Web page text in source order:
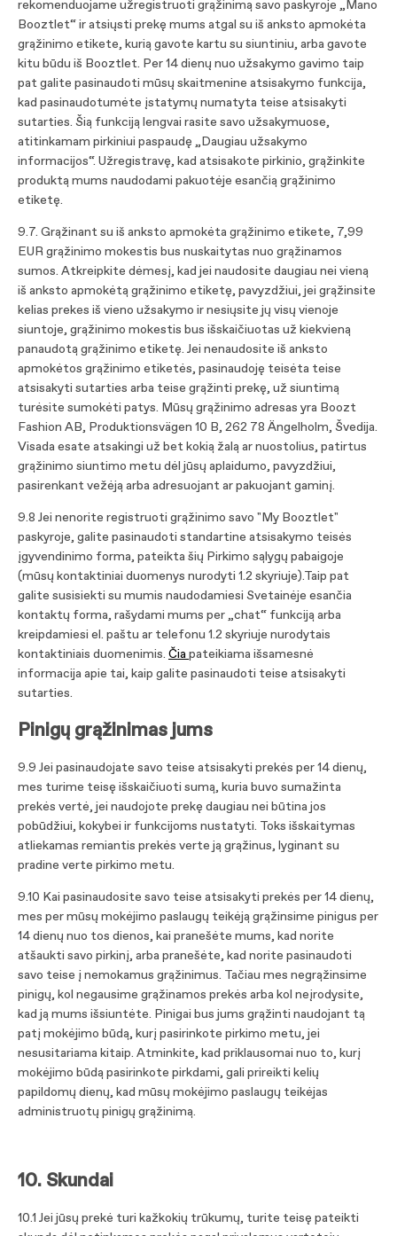
rekomenduojame užregistruoti grąžinimą savo paskyroje „Mano
Booztlet“ ir atsiųsti prekę mums atgal su iš anksto apmokėta
grąžinimo etikete, kurią gavote kartu su siuntiniu, arba gavote
kitu būdu iš Booztlet. Per 14 dienų nuo užsakymo gavimo taip
pat galite pasinaudoti mūsų skaitmenine atsisakymo funkcija,
kad pasinaudotumėte įstatymų numatyta teise atsisakyti
sutarties. Šią funkciją lengvai rasite savo užsakymuose,
atitinkamam pirkiniui paspaudę „Daugiau užsakymo
informacijos“. Užregistravę, kad atsisakote pirkinio, grąžinkite
produktą mums naudodami pakuotėje esančią grąžinimo
etiketę.
9.7. Grąžinant su iš anksto apmokėta grąžinimo etikete, 7,99
EUR grąžinimo mokestis bus nuskaitytas nuo grąžinamos
sumos. Atkreipkite dėmesį, kad jei naudosite daugiau nei vieną
iš anksto apmokėtą grąžinimo etiketę, pavyzdžiui, jei grąžinsite
kelias prekes iš vieno užsakymo ir nesiųsite jų visų vienoje
siuntoje, grąžinimo mokestis bus išskaičiuotas už kiekvieną
panaudotą grąžinimo etiketę. Jei nenaudosite iš anksto
apmokėtos grąžinimo etiketės, pasinaudoję teisėta teise
atsisakyti sutarties arba teise grąžinti prekę, už siuntimą
turėsite sumokėti patys. Mūsų grąžinimo adresas yra Boozt
Fashion AB, Produktionsvägen 10 B, 262 78 Ängelholm, Švedija.
Visada esate atsakingi už bet kokią žalą ar nuostolius, patirtus
grąžinimo siuntimo metu dėl jūsų aplaidumo, pavyzdžiui,
pasirenkant vežėją arba adresuojant ar pakuojant gaminį.
9.8 Jei nenorite registruoti grąžinimo savo "My Booztlet"
paskyroje, galite pasinaudoti standartine atsisakymo teisės
įgyvendinimo forma, pateikta šių Pirkimo sąlygų pabaigoje
(mūsų kontaktiniai duomenys nurodyti 1.2 skyriuje).Taip pat
galite susisiekti su mumis naudodamiesi Svetainėje esančia
kontaktų forma, rašydami mums per „chat“ funkciją arba
kreipdamiesi el. paštu ar telefonu 1.2 skyriuje nurodytais
kontaktiniais duomenimis. Čia pateikiama išsamesnė
informacija apie tai, kaip galite pasinaudoti teise atsisakyti
sutarties.
Pinigų grąžinimas jums
9.9 Jei pasinaudojate savo teise atsisakyti prekės per 14 dienų,
mes turime teisę išskaičiuoti sumą, kuria buvo sumažinta
prekės vertė, jei naudojote prekę daugiau nei būtina jos
pobūdžiui, kokybei ir funkcijoms nustatyti. Toks išskaitymas
atliekamas remiantis prekės verte ją grąžinus, lyginant su
pradine verte pirkimo metu.
9.10 Kai pasinaudosite savo teise atsisakyti prekės per 14 dienų,
mes per mūsų mokėjimo paslaugų teikėją grąžinsime pinigus per
14 dienų nuo tos dienos, kai pranešėte mums, kad norite
atšaukti savo pirkinį, arba pranešėte, kad norite pasinaudoti
savo teise į nemokamus grąžinimus. Tačiau mes negrąžinsime
pinigų, kol negausime grąžinamos prekės arba kol neįrodysite,
kad ją mums išsiuntėte. Pinigai bus jums grąžinti naudojant tą
patį mokėjimo būdą, kurį pasirinkote pirkimo metu, jei
nesusitariama kitaip. Atminkite, kad priklausomai nuo to, kurį
mokėjimo būdą pasirinkote pirkdami, gali prireikti kelių
papildomų dienų, kad mūsų mokėjimo paslaugų teikėjas
administruotų pinigų grąžinimą.
10. Skundai
10.1 Jei jūsų prekė turi kažkokių trūkumų, turite teisę pateikti